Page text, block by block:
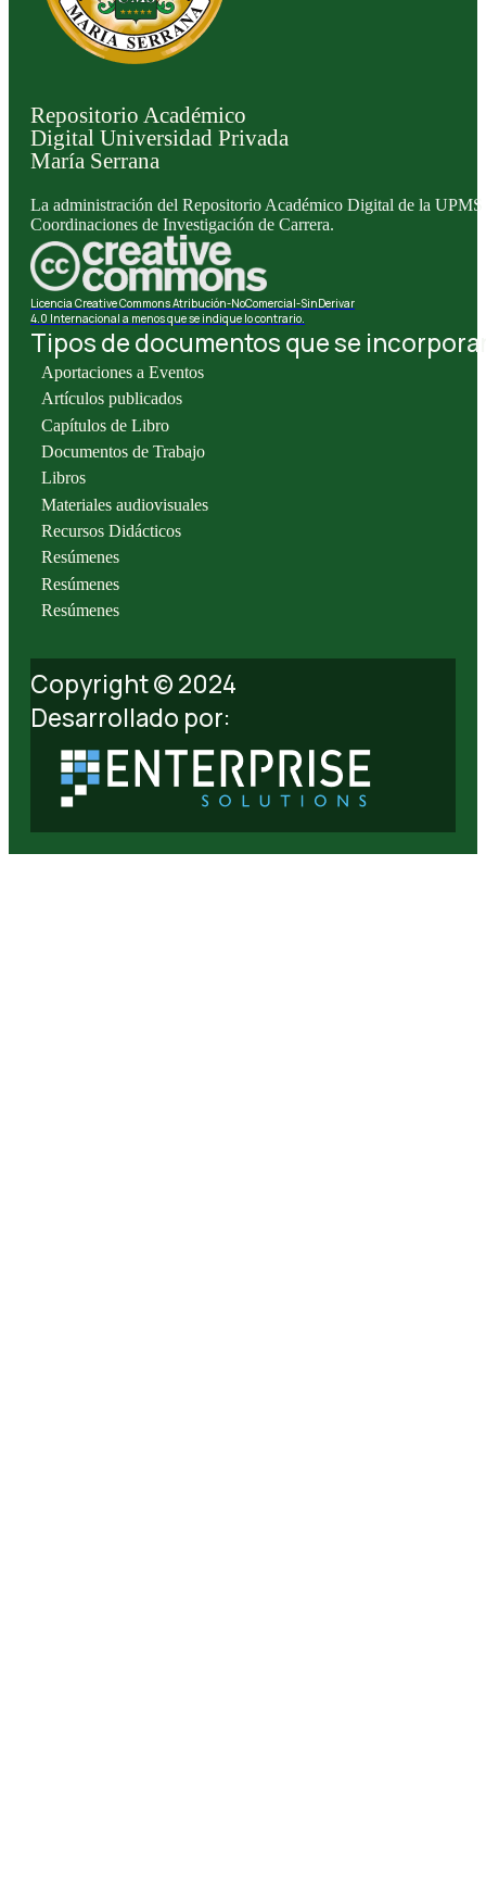
Repositorio Académico
Digital Universidad Privada
María Serrana
La administración del Repositorio Académico Digital de la
Coordinaciones de Investigación de Carrera.
Licencia Creative Commons Atribución-NoComercial-SinDerivar
4.0 Internacional a menos que se indique lo contrario.
Tipos de documentos que se
Aportaciones a Eventos
Artículos publicados
Capítulos de Libro
Documentos de Trabajo
Libros
Materiales audiovisuales
Recursos Didácticos
Resúmenes
Resúmenes
Resúmenes
Copyright © 2024
Desarrollado por: